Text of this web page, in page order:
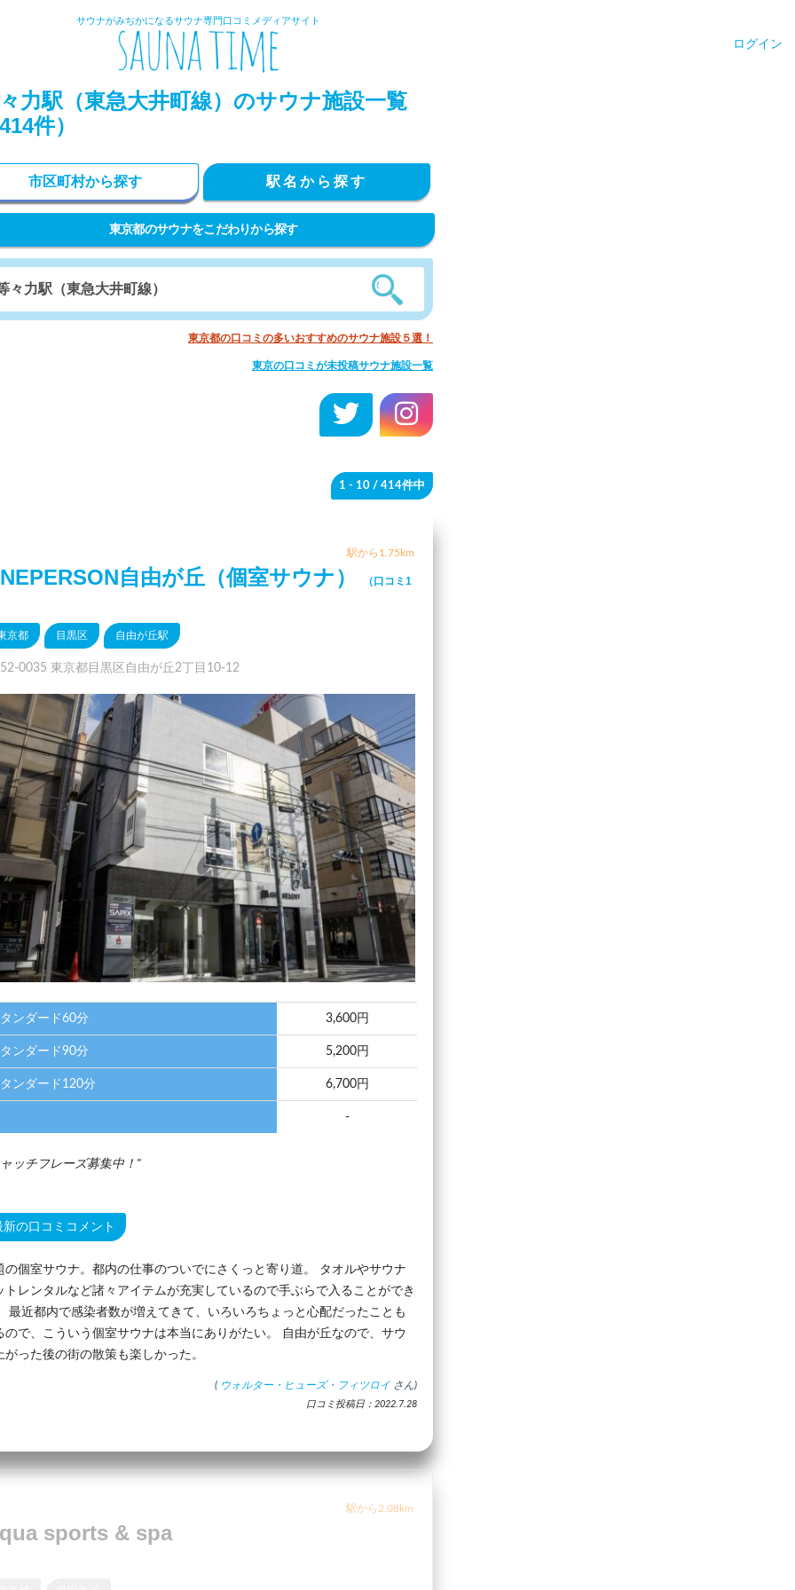
サウナがみぢかになるサウナ専門口コミメディアサイト
ログイン
力駅（東急大井町線）のサウナ施設一覧
件）
市区町村から探す 駅名から探す
東京都のサウナをこだわりから探す
東京都の口コミの多いおすすめのサウナ施設５選！
東京の口コミが未投稿サウナ施設一覧
1 - 10 / 414件中
駅から1.75km
自由が丘（個室サウナ）
（口コミ1
京都 目黒区 自由が丘駅
0035 東京都目黒区自由が丘2丁目10-12
ンダード60分 3,600円
ンダード90分 5,200円
ンダード120分 6,700円
-
ッチフレーズ募集中！
新の口コミコメント
の個室サウナ。都内の仕事のついでにさくっと寄り道。 タオルやサウナ
トレンタルなど諸々アイテムが充実しているので手ぶらで入ることができ
最近都内で感染者数が増えてきて、いろいろちょっと心配だったことも
ので、こういう個室サウナは本当にありがたい。 自由が丘なので、サウ
がった後の街の散策も楽しかった。
( ウォルター・ヒューズ・フィツロイ さん)
口コミ投稿日：2022.7.28
駅から2.08km
sports & spa